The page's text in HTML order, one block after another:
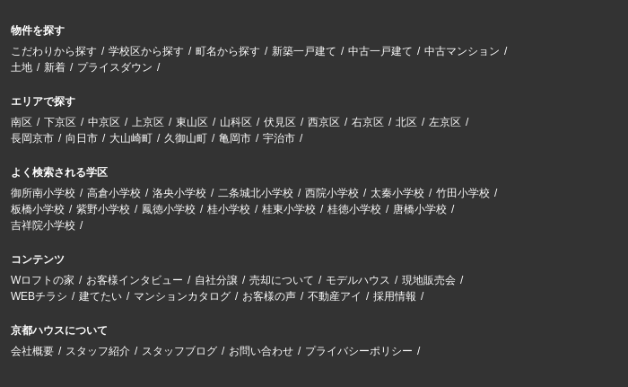
物件を探す
こだわりから探す
学校区から探す 町名から探す 新築一戸建て 中古一戸建て
中古マンション
土地
新着 プライスダウン
エリアで探す
南区
下京区 中京区 上京区 東山区 山科区 伏見区 西京区 右京区 北区
左京区
長岡京市
向日市 大山崎町 久御山町 亀岡市 宇治市
よく検索される学区
御所南小学校
高倉小学校 洛央小学校 二条城北小学校 西院小学校 太秦小学校
竹田小学校
板橋小学校
紫野小学校 鳳徳小学校 桂小学校 桂東小学校 桂徳小学校
唐橋小学校
吉祥院小学校
コンテンツ
Wロフトの家
お客様インタビュー 自社分譲 売却について モデルハウス
現地販売会
WEBチラシ
建てたい マンションカタログ お客様の声 不動産アイ 採用情報
京都ハウスについて
会社概要
スタッフ紹介 スタッフブログ お問い合わせ プライバシーポリシー